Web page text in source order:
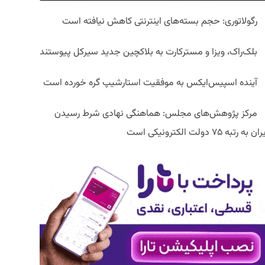
رگولاتوری: حجم بسته‌های اینترنتی کاهش نیافته است
بلک‌راک، ویزا و مسترکارت به بلاکچین جدید سیرکل پیوستند
آینده اسپیس‌ایکس به موفقیت استارشیپ گره خورده است
مرکز پژوهش‌های مجلس: هماهنگی نهادی شرط رسیدن
به رتبه ۷۵ دولت الکترونیکی است